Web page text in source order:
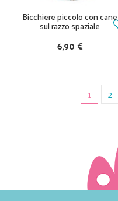
Bicchiere piccolo con cane
sul razzo spaziale
6,90 €
1 2